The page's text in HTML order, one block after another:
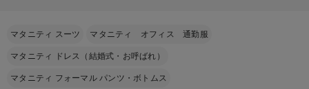
マタニティ スーツ マタニティ オフィス 通勤服
マタニティ ドレス（結婚式・お呼ばれ）
マタニティ フォーマル パンツ・ボトムス